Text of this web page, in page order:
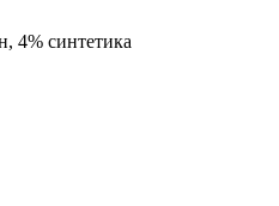
4% синтетика